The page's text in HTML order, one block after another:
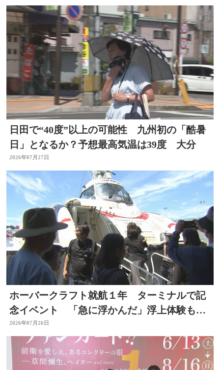
日田で“40度”以上の可能性 九州初の「酷暑
日」となるか？予想最高気温は39度 大分
2026年07月27日
ホーバークラフト就航１年 ターミナルで記
念イベント 「急に浮かんだ」浮上体験も
大分
2026年07月26日